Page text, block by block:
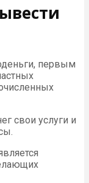
первым
свои услуги и